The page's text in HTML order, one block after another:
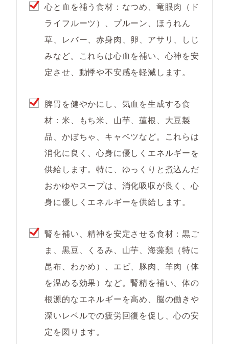
心と血を補う食材：なつめ、竜眼肉（ド
ライフルーツ）、プルーン、ほうれん
草、レバー、赤身肉、卵、アサリ、しじ
みなど。これらは心血を補い、心神を安
定させ、動悸や不安感を軽減します。
脾胃を健やかにし、気血を生成する食
材：米、もち米、山芋、蓮根、大豆製
品、かぼちゃ、キャベツなど。これらは
消化に良く、心身に優しくエネルギーを
供給します。特に、ゆっくりと煮込んだ
おかゆやスープは、消化吸収が良く、心
身に優しくエネルギーを供給します。
腎を補い、精神を安定させる食材：黒ご
ま、黒豆、くるみ、山芋、海藻類（特に
昆布、わかめ）、エビ、豚肉、羊肉（体
を温める効果）など。腎精を補い、体の
根源的なエネルギーを高め、脳の働きや
深いレベルでの疲労回復を促し、心の安
定を図ります。